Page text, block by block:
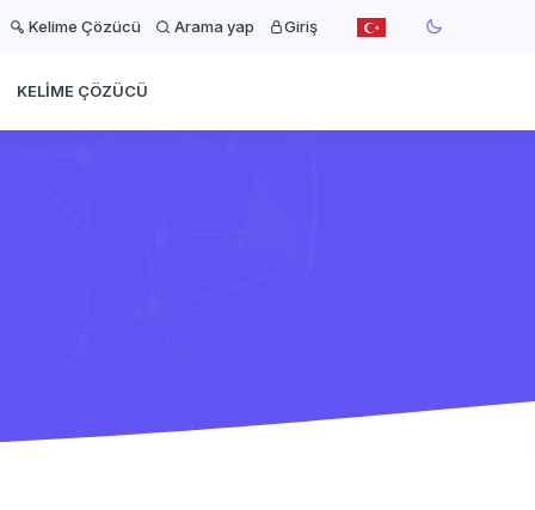
Kelime Çözücü Arama yap Giriş
KELIME ÇÖZÜCÜ